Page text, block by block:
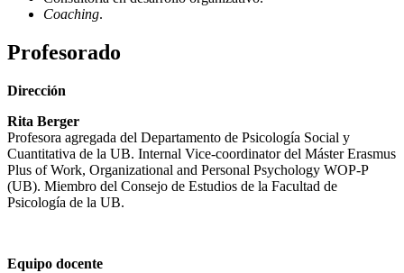
Coaching.
Profesorado
Dirección
Rita Berger
Profesora agregada del Departamento de Psicología Social y
Cuantitativa de la UB. Internal Vice-coordinator del Máster Erasmus
Plus of Work, Organizational and Personal Psychology WOP-P
(UB). Miembro del Consejo de Estudios de la Facultad de
Psicología de la UB.
Equipo docente